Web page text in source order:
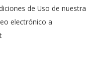
de Uso de nuestra
electrónico a